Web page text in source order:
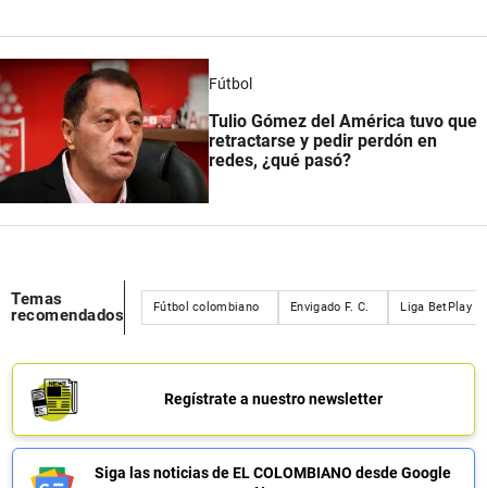
Fútbol
Tulio Gómez del América tuvo que
retractarse y pedir perdón en
redes, ¿qué pasó?
Temas
recomendados
Fútbol colombiano Envigado F. C. Liga BetPlay
Regístrate a nuestro newsletter
Siga las noticias de EL COLOMBIANO desde Google